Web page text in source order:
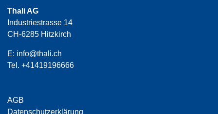
Thali AG
Industriestrasse 14
CH-6285 Hitzkirch
E: info@thali.ch
Tel. +41419196666
AGB
Datenschutzerklärung